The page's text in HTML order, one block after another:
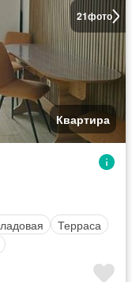
21фото
Квартира
Терраса